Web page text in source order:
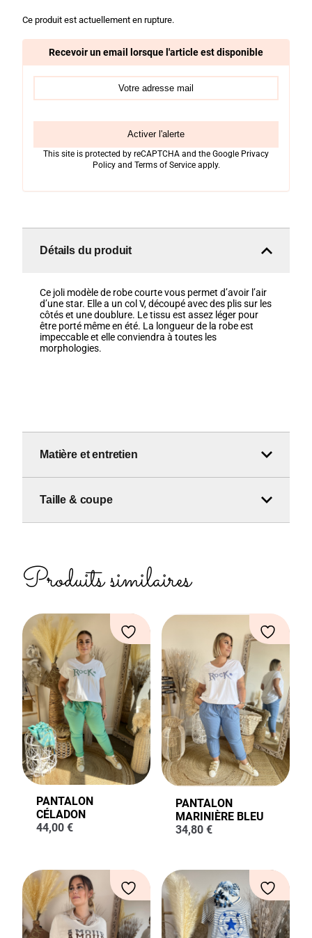
Ce produit est actuellement en rupture.
Recevoir un email lorsque l'article est disponible
Activer l'alerte
This site is protected by reCAPTCHA and the Google Privacy
Policy and Terms of Service apply.
Détails du produit
Ce joli modèle de robe courte vous permet d’avoir l’air
d’une star. Elle a un col V, découpé avec des plis sur les
côtés et une doublure. Le tissu est assez léger pour
être porté même en été. La longueur de la robe est
impeccable et elle conviendra à toutes les
morphologies.
Matière et entretien
Taille & coupe
Produits similaires
PANTALON
CÉLADON
44,00 €
PANTALON
MARINIÈRE BLEU
34,80 €